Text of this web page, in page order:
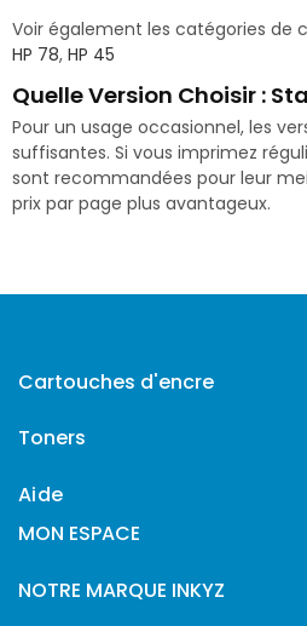
Voir également les catégories de
HP 78, HP 45
Quelle Version Choisir :
Pour un usage occasionnel, les
suffisantes. Si vous imprimez
sont recommandées pour leur
prix par page plus avantageux.
Cartouches d'encre
Toners
Aide
MON ESPACE
NOTRE MARQUE INKYZ